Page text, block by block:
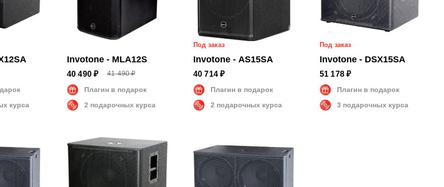
курса
Invotone - MLA12S
40 490 ₽ 41 490 ₽
Плагин в подарок
2 подарочных курса
Под заказ
Invotone - AS15SA
40 714 ₽
Плагин в подарок
2 подарочных курса
Под заказ
Invotone - DSX15SA
51 178 ₽
Плагин в подарок
3 подарочных курса